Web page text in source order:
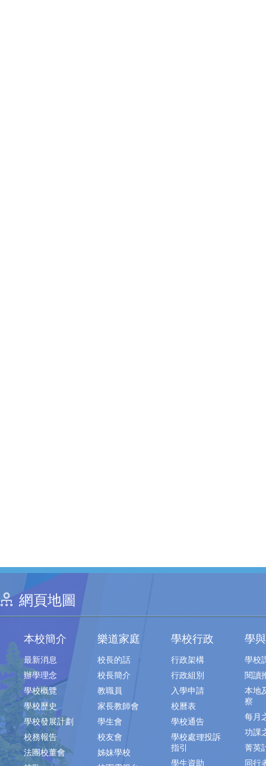
網頁地圖
本校簡介
最新消息
辦學理念
學校概覽
學校歷史
學校發展計劃
校務報告
法團校董會
樂道家庭
校長的話
校長簡介
教職員
家長教師會
學生會
校友會
姊妹學校
學校行政
行政架構
行政組別
入學申請
校曆表
學校通告
學校處理投訴
指引
學生資助
學
學校
閱讀
本地
察
每月
功課
菁英
同行